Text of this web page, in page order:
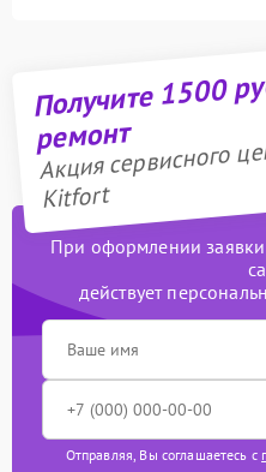
Получите 1500
ремонт
Акция сервисного
Kitfort
При оформлении
действует
Отправляя, Вы соглашаетесь с